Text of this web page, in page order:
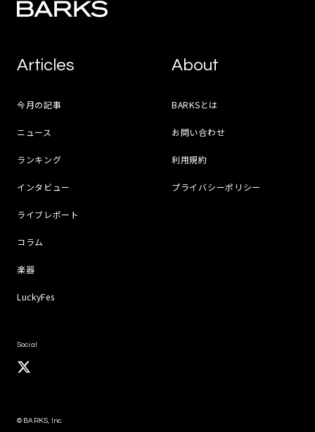
Articles
今月の記事
ニュース
ランキング
インタビュー
ライブレポート
コラム
楽器
LuckyFes
About
BARKSとは
お問い合わせ
利用規約
プライバシーポリシー
Social
© BARKS, Inc.